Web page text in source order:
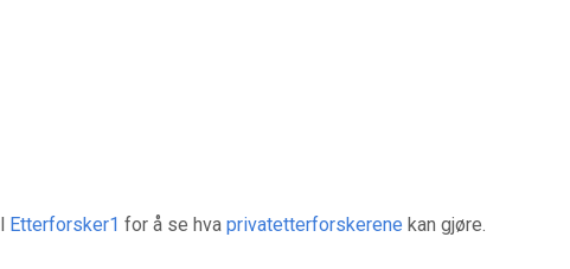
Etterforsker1 for å se hva privatetterforskerene kan gjøre.